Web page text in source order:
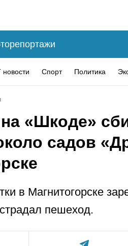
новости Спорт Политика
«Шкоде»
садов
в Магнитогорске
пешеход.